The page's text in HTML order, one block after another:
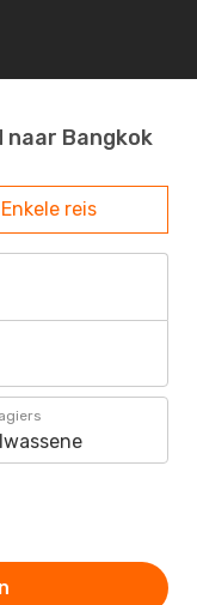
naar Bangkok
Enkele reis